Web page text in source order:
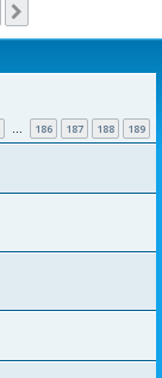
… 186 187 188 189